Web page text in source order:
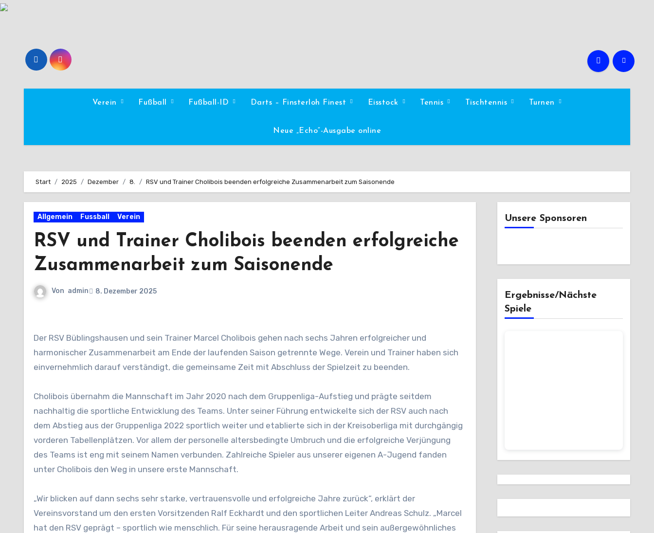
Zum
Verein Fußball Fußball-ID Darts – Finsterloh Finest Eisstock Tennis Tischtennis Turnen
Neue „Echo“-Ausgabe online
Start 2025 Dezember 8. RSV und Trainer Cholibois beenden erfolgreiche Zusammenarbeit zum Saisonende
Allgemein Fussball Verein
RSV und Trainer Cholibois beenden erfolgreiche
Zusammenarbeit zum Saisonende
Von admin 8. Dezember 2025
Der RSV Büblingshausen und sein Trainer Marcel Cholibois gehen nach sechs Jahren erfolgreicher und
harmonischer Zusammenarbeit am Ende der laufenden Saison getrennte Wege. Verein und Trainer haben sich
einvernehmlich darauf verständigt, die gemeinsame Zeit mit Abschluss der Spielzeit zu beenden.
Cholibois übernahm die Mannschaft im Jahr 2020 nach dem Gruppenliga-Aufstieg und prägte seitdem
nachhaltig die sportliche Entwicklung des Teams. Unter seiner Führung entwickelte sich der RSV auch nach
dem Abstieg aus der Gruppenliga 2022 sportlich weiter und etablierte sich in der Kreisoberliga mit durchgängig
vorderen Tabellenplätzen. Vor allem der personelle altersbedingte Umbruch und die erfolgreiche Verjüngung
des Teams ist eng mit seinem Namen verbunden. Zahlreiche Spieler aus unserer eigenen A-Jugend fanden
unter Cholibois den Weg in unsere erste Mannschaft.
„Wir blicken auf dann sechs sehr starke, vertrauensvolle und erfolgreiche Jahre zurück“, erklärt der
Vereinsvorstand um den ersten Vorsitzenden Ralf Eckhardt und den sportlichen Leiter Andreas Schulz. „Marcel
hat den RSV geprägt – sportlich wie menschlich. Für seine herausragende Arbeit und sein außergewöhnliches
Unsere Sponsoren
Ergebnisse/Nächste
Spiele